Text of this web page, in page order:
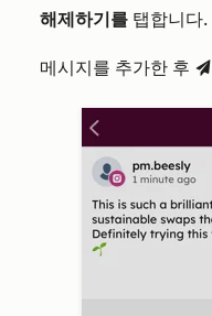
해제하기를 탭합니다.
메시지를 추가한 후 send